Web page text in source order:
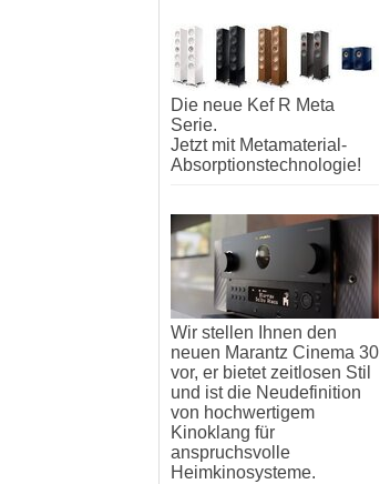
Die neue Kef R Meta
Serie.
Jetzt mit Metamaterial-
Absorptionstechnologie!
Wir stellen Ihnen den
neuen Marantz Cinema 30
vor, er bietet zeitlosen Stil
und ist die Neudefinition
von hochwertigem
Kinoklang für
anspruchsvolle
Heimkinosysteme.